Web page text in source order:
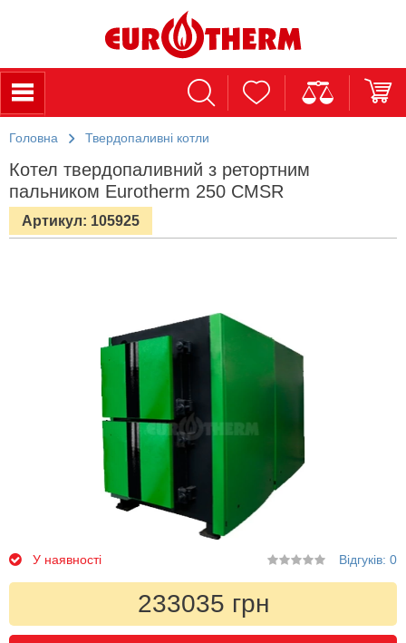
Головна Твердопаливні котли
Котел твердопаливний з ретортним
пальником Eurotherm 250 CMSR
Артикул: 105925
У наявності Відгуків: 0
233035 грн